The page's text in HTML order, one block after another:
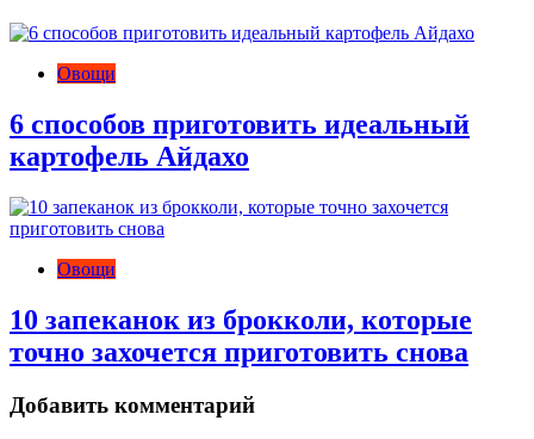
Овощи
6 способов приготовить идеальный
картофель Айдахо
Овощи
10 запеканок из брокколи, которые
точно захочется приготовить снова
Добавить комментарий